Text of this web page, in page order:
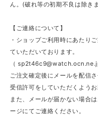
ん。(破れ等の初期不良は除き
【ご連絡について】
・ショップご利用時にあたり
ていただいております。
（
ご注文確定後にメールを配信
受信許可をしていただくようお
また、メールが届かない場合
ージにてご連絡ください。